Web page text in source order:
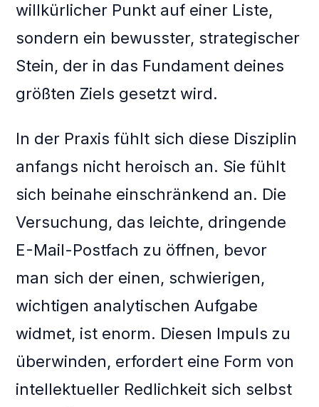
willkürlicher Punkt auf einer Liste,
sondern ein bewusster, strategischer
Stein, der in das Fundament deines
größten Ziels gesetzt wird.
In der Praxis fühlt sich diese Disziplin
anfangs nicht heroisch an. Sie fühlt
sich beinahe einschränkend an. Die
Versuchung, das leichte, dringende
E-Mail-Postfach zu öffnen, bevor
man sich der einen, schwierigen,
wichtigen analytischen Aufgabe
widmet, ist enorm. Diesen Impuls zu
überwinden, erfordert eine Form von
intellektueller Redlichkeit sich selbst